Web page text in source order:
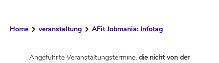
Home veranstaltung AFit Jobmania: Infotag
Angeführte Veranstaltungstermine, die nicht von der